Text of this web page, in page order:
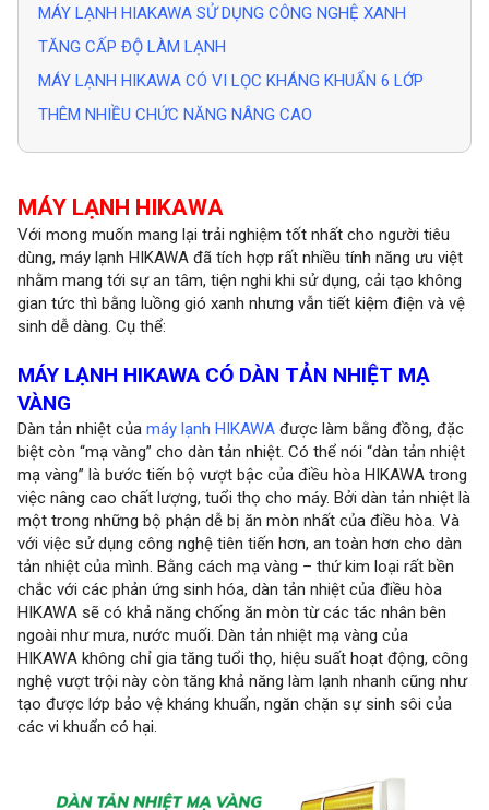
MÁY LẠNH HIAKAWA SỬ DỤNG CÔNG NGHỆ XANH
TĂNG CẤP ĐỘ LÀM LẠNH
MÁY LẠNH HIKAWA CÓ VI LỌC KHÁNG KHUẨN 6 LỚP
THÊM NHIỀU CHỨC NĂNG NÂNG CAO
MÁY LẠNH HIKAWA
Với mong muốn mang lại trải nghiệm tốt nhất cho người tiêu
dùng, máy lạnh HIKAWA đã tích hợp rất nhiều tính năng ưu việt
nhằm mang tới sự an tâm, tiện nghi khi sử dụng, cải tạo không
gian tức thì bằng luồng gió xanh nhưng vẫn tiết kiệm điện và vệ
sinh dễ dàng. Cụ thể:
MÁY LẠNH HIKAWA CÓ DÀN TẢN NHIỆT MẠ
VÀNG
Dàn tản nhiệt của máy lạnh HIKAWAđược làm bằng đồng, đặc
biệt còn “mạ vàng” cho dàn tản nhiệt. Có thể nói “dàn tản nhiệt
mạ vàng” là bước tiến bộ vượt bậc của điều hòa HIKAWA trong
việc nâng cao chất lượng, tuổi thọ cho máy. Bởi dàn tản nhiệt là
một trong những bộ phận dễ bị ăn mòn nhất của điều hòa. Và
với việc sử dụng công nghệ tiên tiến hơn, an toàn hơn cho dàn
tản nhiệt của mình. Bằng cách mạ vàng – thứ kim loại rất bền
chắc với các phản ứng sinh hóa, dàn tản nhiệt của điều hòa
HIKAWA sẽ có khả năng chống ăn mòn từ các tác nhân bên
ngoài như mưa, nước muối. Dàn tản nhiệt mạ vàng của
HIKAWA không chỉ gia tăng tuổi thọ, hiệu suất hoạt động, công
nghệ vượt trội này còn tăng khả năng làm lạnh nhanh cũng như
tạo được lớp bảo vệ kháng khuẩn, ngăn chặn sự sinh sôi của
các vi khuẩn có hại.